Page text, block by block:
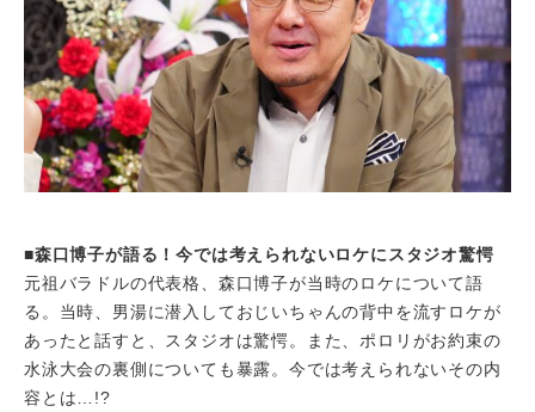
■森口博子が語る！今では考えられないロケにスタジオ驚愕
元祖バラドルの代表格、森口博子が当時のロケについて語
る。当時、男湯に潜入しておじいちゃんの背中を流すロケが
あったと話すと、スタジオは驚愕。また、ポロリがお約束の
水泳大会の裏側についても暴露。今では考えられないその内
容とは…!?